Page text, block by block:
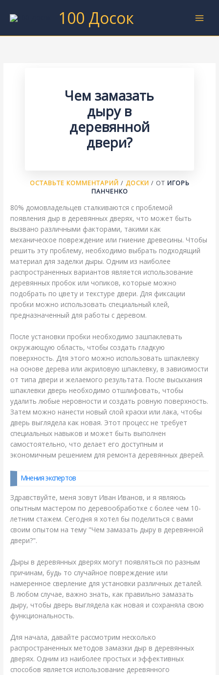
100 Досок
Чем замазать
дыру в
деревянной
двери?
ОСТАВЬТЕ КОММЕНТАРИЙ / ДОСКИ / ОТ ИГОРЬ
ПАНЧЕНКО
80% домовладельцев сталкиваются с проблемой
появления дыр в деревянных дверях, что может быть
вызвано различными факторами, такими как
механическое повреждение или гниение древесины. Чтобы
решить эту проблему, необходимо выбрать подходящий
материал для заделки дыры. Одним из наиболее
распространенных вариантов является использование
деревянных пробок или чопиков, которые можно
подобрать по цвету и текстуре двери. Для фиксации
пробки можно использовать специальный клей,
предназначенный для работы с деревом.
После установки пробки необходимо зашпаклевать
окружающую область, чтобы создать гладкую
поверхность. Для этого можно использовать шпаклевку
на основе дерева или акриловую шпаклевку, в зависимости
от типа двери и желаемого результата. После высыхания
шпаклевки дверь необходимо отшлифовать, чтобы
удалить любые неровности и создать ровную поверхность.
Затем можно нанести новый слой краски или лака, чтобы
дверь выглядела как новая. Этот процесс не требует
специальных навыков и может быть выполнен
самостоятельно, что делает его доступным и
экономичным решением для ремонта деревянных дверей.
Мнения экспертов
Здравствуйте, меня зовут Иван Иванов, и я являюсь
опытным мастером по деревообработке с более чем 10-
летним стажем. Сегодня я хотел бы поделиться с вами
своим опытом на тему "Чем замазать дыру в деревянной
двери?".
Дыры в деревянных дверях могут появляться по разным
причинам, будь то случайное повреждение или
намеренное сверление для установки различных деталей.
В любом случае, важно знать, как правильно замазать
дыру, чтобы дверь выглядела как новая и сохраняла свою
функциональность.
Для начала, давайте рассмотрим несколько
распространенных методов замазки дыр в деревянных
дверях. Одним из наиболее простых и эффективных
способов является использование деревянного